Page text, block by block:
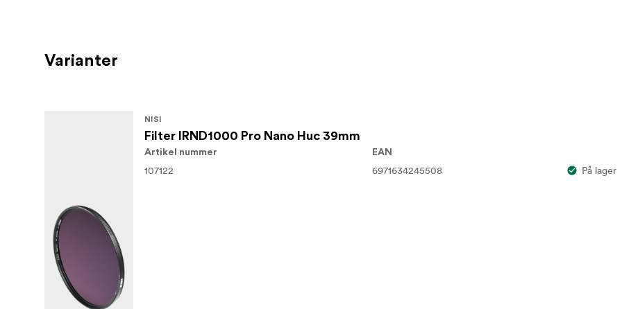
Varianter
NISI
Filter IRND1000 Pro Nano Huc 39mm
Artikel nummer
107122
EAN
6971634245508 På lager